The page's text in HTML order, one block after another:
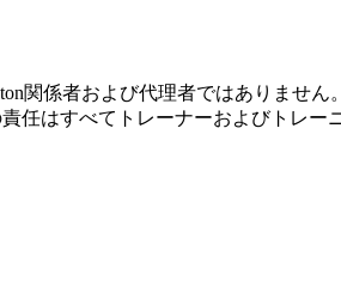
関係者および代理者ではありません
はすべてトレーナーおよびトレー